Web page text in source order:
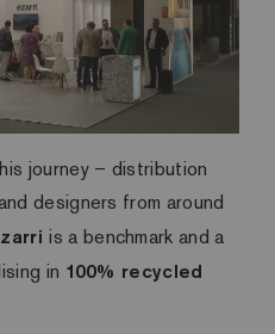
journey – distribution
designers from around
is a benchmark and a
in 100% recycled